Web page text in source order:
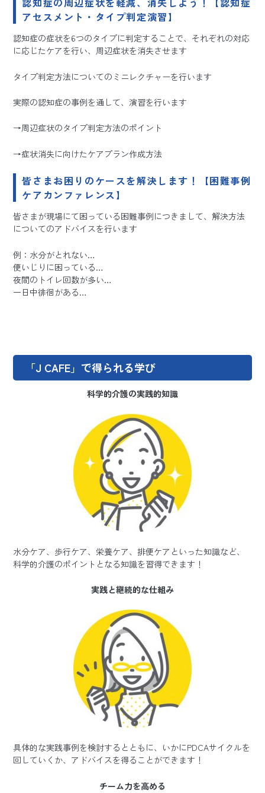
アセスメント・タイプ判定演習】
認知症の症状を6つのタイプに判定することで、それぞれの対応
に応じたケアを行い、周辺症状を消失させます
タイプ判定方法についてのミニレクチャーを行います
実際の認知症の事例を通して、演習を行います
→周辺症状のタイプ判定方法のポイント
→症状消失に向けたケアプラン作成方法
皆さまお困りのケースを解決します！【困難事例
ケアカンファレンス】
皆さまが現場にて困っている困難事例につきまして、解決方法
についてのアドバイスを行います
例：水分がとれない…
便いじりに困っている…
夜間のトイレ回数が多い…
一日中徘徊がある…
「J CAFE」で得られる学び
科学的介護の実践的知識
水分ケア、歩行ケア、栄養ケア、排便ケアといった知識など、
科学的介護のポイントとなる知識を習得できます！
実践と継続的な仕組み
具体的な実践事例を検討するとともに、いかにPDCAサイクルを
回していくか、アドバイスを得ることができます！
チーム力を高める